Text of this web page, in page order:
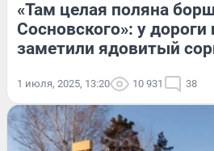
«Там целая поляна
Сосновского»: у
заметили ядовитый
1 июля, 2025, 13:20 10 931 38